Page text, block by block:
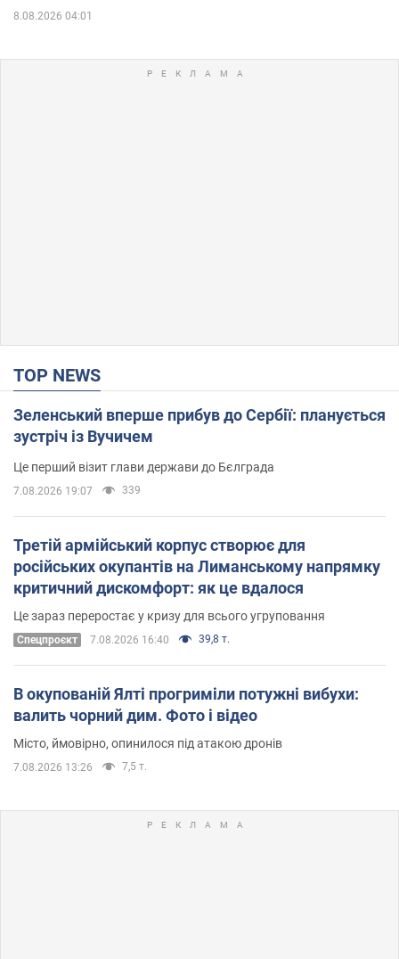
8.08.2026 04:01
TOP NEWS
Зеленський вперше прибув до Сербії: планується
зустріч із Вучичем
Це перший візит глави держави до Бєлграда
7.08.2026 19:07 339
Третій армійський корпус створює для
російських окупантів на Лиманському напрямку
критичний дискомфорт: як це вдалося
Це зараз переростає у кризу для всього угруповання
Cпецпроєкт 7.08.2026 16:40 39,8 т.
В окупованій Ялті прогриміли потужні вибухи:
валить чорний дим. Фото і відео
Місто, ймовірно, опинилося під атакою дронів
7.08.2026 13:26 7,5 т.